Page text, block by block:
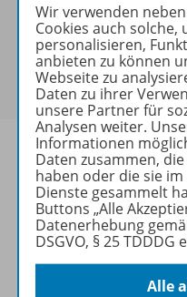
Dieses Produkt darf
Referendaren/
erworben werden. Bitte
Benutzerkonto an.
Informationen
Beschreibung
Wir verwenden
Cookies auch solche,
personalisieren,
anbieten zu können
Webseite zu
Daten zu ihrer
unsere Partner für
Analysen weiter.
Informationen
Daten zusammen,
haben oder die sie
Dienste gesammelt
Buttons „Alle
Datenerhebung
DSGVO, § 25 TDDDG
Alle